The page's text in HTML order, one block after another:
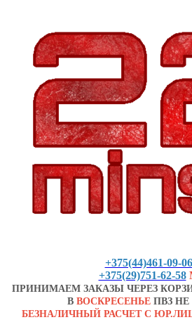
+375(44)461-09-06
+375(29)751-62-58
ПРИНИМАЕМ ЗАКАЗЫ ЧЕРЕЗ
В ВОСКРЕСЕНЬЕ ПВЗ НЕ
БЕЗНАЛИЧНЫЙ РАСЧЕТ С